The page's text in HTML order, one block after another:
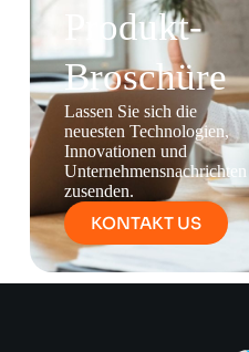
Produkt-
Broschüre
Lassen Sie sich die
neuesten Technologien,
Innovationen und
Unternehmensnachrichten
zusenden.
KONTAKT US